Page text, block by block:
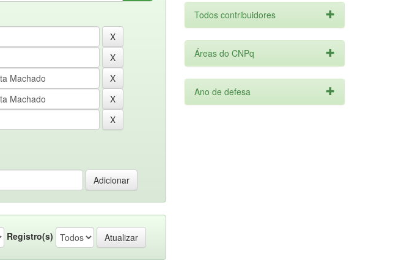
Registro(s)
Todos contribuidores
Áreas do CNPq
Ano de defesa